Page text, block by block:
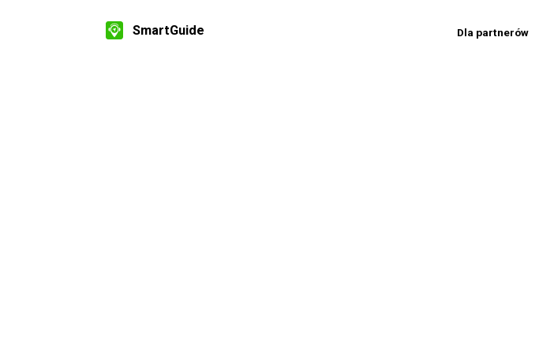
SmartGuide Dla partnerów